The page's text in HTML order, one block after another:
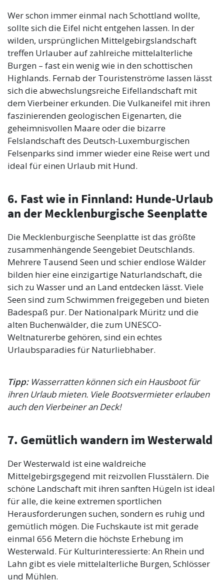
Wer schon immer einmal nach Schottland wollte,
sollte sich die Eifel nicht entgehen lassen. In der
wilden, ursprünglichen Mittelgebirgslandschaft
treffen Urlauber auf zahlreiche mittelalterliche
Burgen – fast ein wenig wie in den schottischen
Highlands. Fernab der Touristenströme lassen lässt
sich die abwechslungsreiche Eifellandschaft mit
dem Vierbeiner erkunden. Die Vulkaneifel mit ihren
faszinierenden geologischen Eigenarten, die
geheimnisvollen Maare oder die bizarre
Felslandschaft des Deutsch-Luxemburgischen
Felsenparks sind immer wieder eine Reise wert und
ideal für einen Urlaub mit Hund.
6. Fast wie in Finnland: Hunde-Urlaub
an der Mecklenburgische Seenplatte
Die Mecklenburgische Seenplatte ist das größte
zusammenhängende Seengebiet Deutschlands.
Mehrere Tausend Seen und schier endlose Wälder
bilden hier eine einzigartige Naturlandschaft, die
sich zu Wasser und an Land entdecken lässt. Viele
Seen sind zum Schwimmen freigegeben und bieten
Badespaß pur. Der Nationalpark Müritz und die
alten Buchenwälder, die zum UNESCO-
Weltnaturerbe gehören, sind ein echtes
Urlaubsparadies für Naturliebhaber.
Tipp: Wasserratten können sich ein Hausboot für
ihren Urlaub mieten. Viele Bootsvermieter erlauben
auch den Vierbeiner an Deck!
7. Gemütlich wandern im Westerwald
Der Westerwald ist eine waldreiche
Mittelgebirgsgegend mit reizvollen Flusstälern. Die
schöne Landschaft mit ihren sanften Hügeln ist ideal
für alle, die keine extremen sportlichen
Herausforderungen suchen, sondern es ruhig und
gemütlich mögen. Die Fuchskaute ist mit gerade
einmal 656 Metern die höchste Erhebung im
Westerwald. Für Kulturinteressierte: An Rhein und
Lahn gibt es viele mittelalterliche Burgen, Schlösser
und Mühlen.